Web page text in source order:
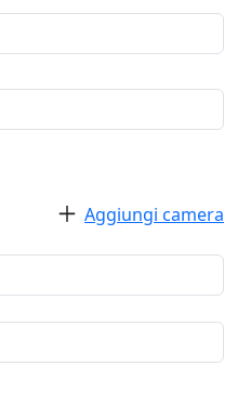
Aggiungi camera